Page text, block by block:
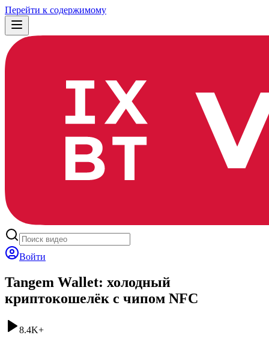
Перейти к содержимому
Войти
Tangem Wallet: холодный
криптокошелёк с чипом NFC
8.4K+